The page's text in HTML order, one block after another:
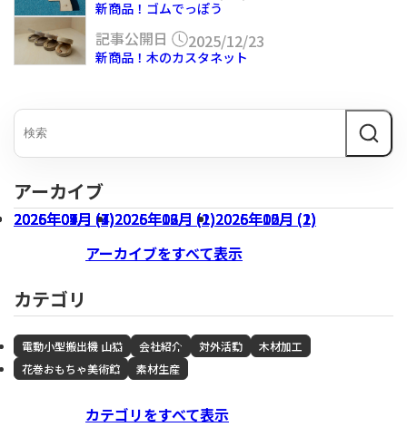
新商品！ゴムでっぽう
新商品！木のカスタネット
記事公開日 2025/12/23
アーカイブ
2026年07月 (3)2026年06月 (1)2026年05月 (1)
2026年04月 (1)2026年03月 (1)2026年02月 (2)
2026年01月 (4)2025年12月 (2)2025年10月 (2)
2025年09月 (7)
アーカイブをすべて表示
カテゴリ
電動小型搬出機 山猫 会社紹介 対外活動
木材加工
花巻おもちゃ美術館
素材生産
カテゴリをすべて表示